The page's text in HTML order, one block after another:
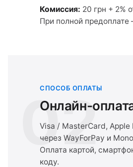
Комиссия: 20 грн + 2%
При полной
02
СПОСОБ ОПЛАТЫ
Онлайн-
Visa / MasterCard,
через WayForPay и
Оплата картой,
коду.